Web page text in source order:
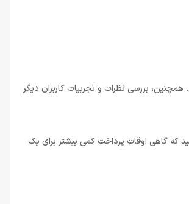
بررسی نظرات و تجربیات کاربران دیگر
که گاهی اوقات پرداخت کمی بیشتر برای یک